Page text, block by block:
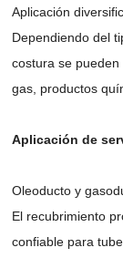
Aplicación
Dependiendo del
costura se
gas, productos
Aplicación de
Oleoducto y
El recubrimiento
confiable para